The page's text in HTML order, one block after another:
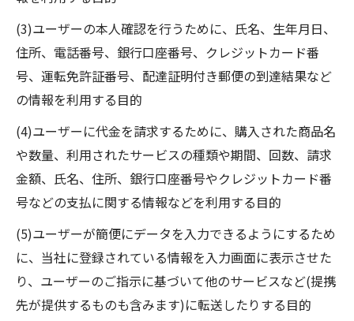
(3)ユーザーの本人確認を行うために、氏名、生年月日、
住所、電話番号、銀行口座番号、クレジットカード番
号、運転免許証番号、配達証明付き郵便の到達結果など
の情報を利用する目的
(4)ユーザーに代金を請求するために、購入された商品名
や数量、利用されたサービスの種類や期間、回数、請求
金額、氏名、住所、銀行口座番号やクレジットカード番
号などの支払に関する情報などを利用する目的
(5)ユーザーが簡便にデータを入力できるようにするため
に、当社に登録されている情報を入力画面に表示させた
り、ユーザーのご指示に基づいて他のサービスなど(提携
先が提供するものも含みます)に転送したりする目的